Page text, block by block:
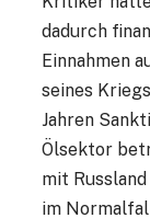
dadurch
Einnahmen
seines
Jahren
Ölsektor
mit
im